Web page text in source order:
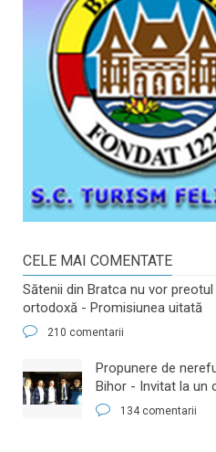
CELE MAI COMENTATE
Sătenii din Bratca nu vor
ortodoxă - Promisiunea uitată
210 comentarii
​Propunere de
Bihor - Invitat la un
134 comentarii